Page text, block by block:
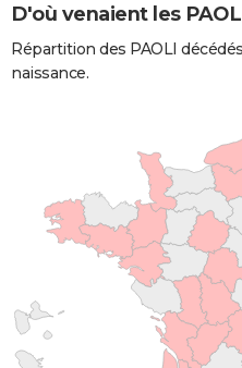
D'où venaient les
Répartition des PAOLI
naissance.